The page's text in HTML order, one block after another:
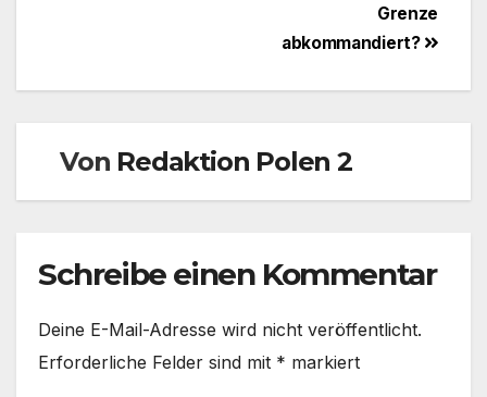
Grenze
abkommandiert?
Von Redaktion Polen 2
Schreibe einen Kommentar
Deine E-Mail-Adresse wird nicht veröffentlicht.
Erforderliche Felder sind mit * markiert